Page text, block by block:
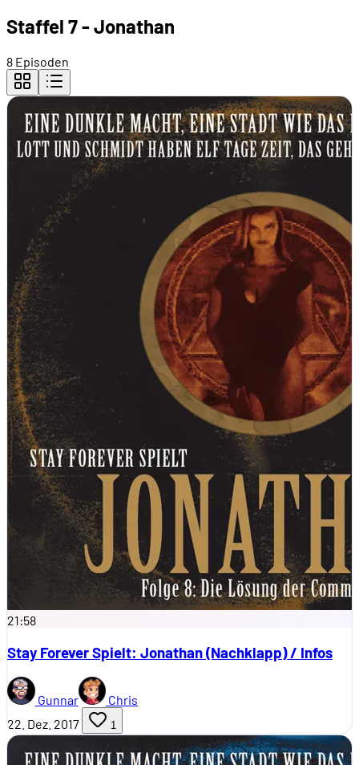
Staffel 7 - Jonathan
8 Episoden
21:58
Stay Forever Spielt: Jonathan (Nachklapp) / Infos
Gunnar
Chris
22. Dez. 2017
1